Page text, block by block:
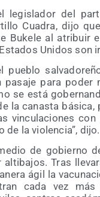
legis­la­dor del
Cua­dra, dijo
Buke­le al atri­buir
Uni­dos son
pue­blo
pasa­je para
se está
la canas­ta
vin­cu­la­cio­nes
de la vio­len­cia”, dijo.
de gobierno
alti­ba­jos. Tras
ágil la
cada vez